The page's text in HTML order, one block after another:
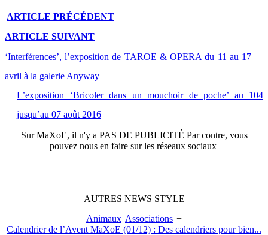
ARTICLE PRÉCÉDENT
ARTICLE SUIVANT
‘Interférences’, l’exposition de TAROE & OPERA du 11 au 17
avril à la galerie Anyway
L’exposition ‘Bricoler dans un mouchoir de poche’ au 104
jusqu’au 07 août 2016
SurMaXoE, il n'y a PAS DE PUBLICITÉ Par contre, vous
pouvez nous en faire sur les réseaux sociaux
AUTRES NEWS STYLE
Animaux Associations +
Calendrier de l’Avent MaXoE (01/12) : Des calendriers pour bien...